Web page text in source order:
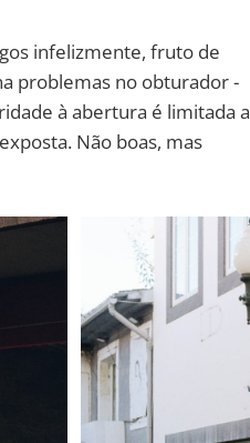
infelizmente, fruto de
problemas no obturador -
à abertura é limitada a
Não boas, mas